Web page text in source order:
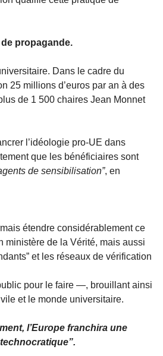
propagande.
Dans le cadre du
25 millions d’euros par an à des
de 1 500 chaires Jean Monnet
l’idéologie pro-UE dans
que les bénéficiaires sont
de sensibilisation”, en
étendre considérablement ce
ministère de la Vérité, mais aussi
et les réseaux de vérification
pour le faire —, brouillant ainsi
et le monde universitaire.
l’Europe franchira une